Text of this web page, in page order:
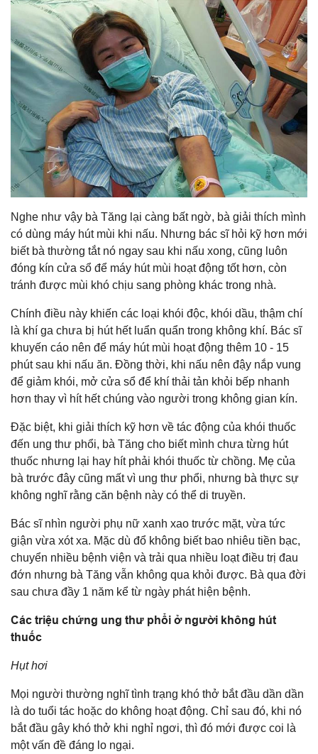
Nghe như vậy bà Tăng lại càng bất ngờ, bà giải thích mình
có dùng máy hút mùi khi nấu. Nhưng bác sĩ hỏi kỹ hơn mới
biết bà thường tắt nó ngay sau khi nấu xong, cũng luôn
đóng kín cửa sổ để máy hút mùi hoạt động tốt hơn, còn
tránh được mùi khó chịu sang phòng khác trong nhà.
Chính điều này khiến các loại khói độc, khói dầu, thậm chí
là khí ga chưa bị hút hết luẩn quẩn trong không khí. Bác sĩ
khuyến cáo nên để máy hút mùi hoạt động thêm 10 - 15
phút sau khi nấu ăn. Đồng thời, khi nấu nên đậy nắp vung
để giảm khói, mở cửa sổ để khí thải tản khỏi bếp nhanh
hơn thay vì hít hết chúng vào người trong không gian kín.
Đặc biệt, khi giải thích kỹ hơn về tác động của khói thuốc
đến ung thư phổi, bà Tăng cho biết mình chưa từng hút
thuốc nhưng lại hay hít phải khói thuốc từ chồng. Mẹ của
bà trước đây cũng mất vì ung thư phổi, nhưng bà thực sự
không nghĩ rằng căn bệnh này có thể di truyền.
Bác sĩ nhìn người phụ nữ xanh xao trước mặt, vừa tức
giận vừa xót xa. Mặc dù đổ không biết bao nhiêu tiền bạc,
chuyển nhiều bệnh viện và trải qua nhiều loạt điều trị đau
đớn nhưng bà Tăng vẫn không qua khỏi được. Bà qua đời
sau chưa đầy 1 năm kể từ ngày phát hiện bệnh.
Các triệu chứng ung thư phổi ở người không hút
thuốc
Hụt hơi
Mọi người thường nghĩ tình trạng khó thở bắt đầu dần dần
là do tuổi tác hoặc do không hoạt động. Chỉ sau đó, khi nó
bắt đầu gây khó thở khi nghỉ ngơi, thì đó mới được coi là
một vấn đề đáng lo ngại.